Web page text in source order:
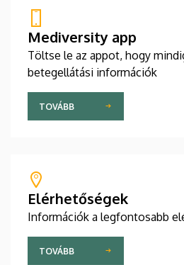
Mediversity app
Töltse le az appot, hogy
betegellátási információk
TOVÁBB
Elérhetőségek
Információk a legfontosabb
TOVÁBB